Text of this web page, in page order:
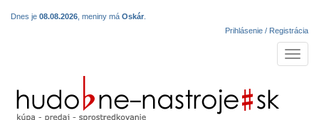
Dnes je 08.08.2026 , meniny má Oskár
Prihlásenie / Registrácia